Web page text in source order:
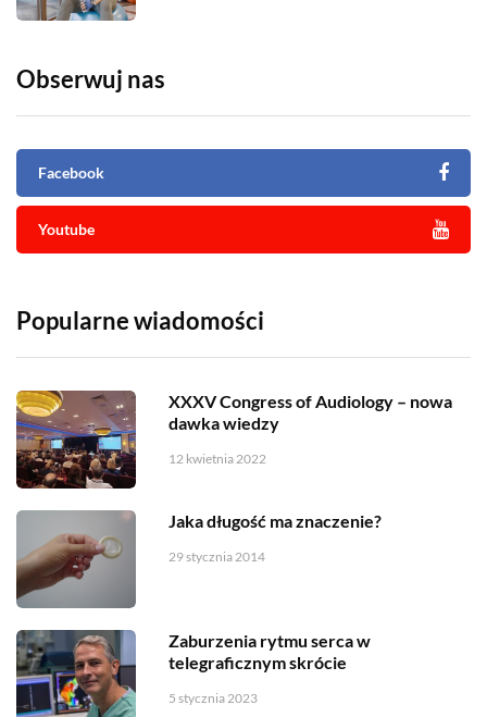
Obserwuj nas
Facebook
Youtube
Popularne wiadomości
XXXV Congress of Audiology – nowa
dawka wiedzy
12 kwietnia 2022
Jaka długość ma znaczenie?
29 stycznia 2014
Zaburzenia rytmu serca w
telegraficznym skrócie
5 stycznia 2023